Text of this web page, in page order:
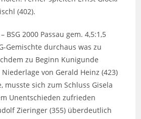
(402).
BSG 2000 Passau gem. 4,5:1,5
Gemischte durchaus was zu
zu Beginn Kunigunde
von Gerald Heinz (423)
musste sich zum Schluss Gisela
Unentschieden zufrieden
Zieringer (355) überdeutlich